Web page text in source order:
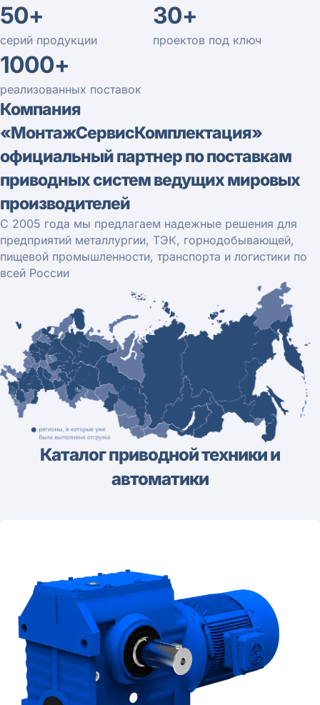
1000+
реализованных поставок
50+
серий продукции
30+
проектов под ключ
Компания
«МонтажСервисКомплектация»
официальный партнер по поставкам
приводных систем ведущих мировых
производителей
С 2005 года мы предлагаем надежные решения для
предприятий металлургии, ТЭК, горнодобывающей,
пищевой промышленности, транспорта и логистики по
всей России
Каталог приводной техники и
автоматики